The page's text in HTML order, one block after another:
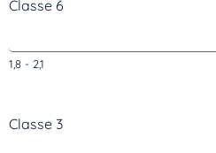
Classe 6
1,8 - 2,1
Classe 3